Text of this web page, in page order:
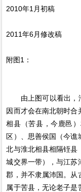
2010年1月初稿
2011年6月修改稿
附图1：
由上图可以看出，淮
因而才会在南北朝时合
相县（苦县，今鹿邑
区）、思善侯国（今
北与淮北相县相隔铚县
城交界一带），与江苏
郡，并不隶属沛国。从
属于苦县，无论老子